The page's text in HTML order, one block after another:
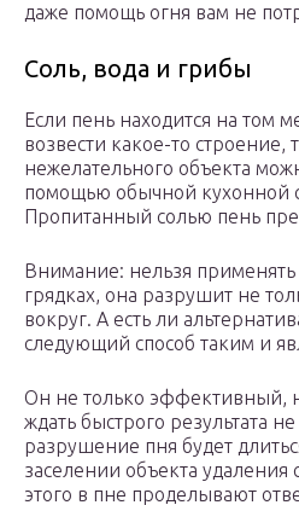
даже помощь огня вам не
Соль, вода и грибы
Если пень находится на том
возвести какое-то строение,
нежелательного объекта
помощью обычной кухонной
Пропитанный солью пень
Внимание: нельзя применять
грядках, она разрушит не
вокруг. А есть ли
следующий способ таким и
Он не только эффективный,
ждать быстрого результата не
разрушение пня будет
заселении объекта удаления
этого в пне проделывают